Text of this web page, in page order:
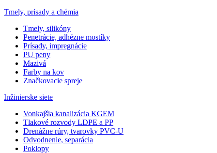
Tmely, prísady a chémia
Tmely, silikóny
Penetrácie, adhézne mostíky
Prísady, impregnácie
PU peny
Mazivá
Farby na kov
Značkovacie spreje
Inžinierske siete
Vonkajšia kanalizácia KGEM
Tlakové rozvody LDPE a PP
Drenážne rúry, tvarovky PVC-U
Odvodnenie, separácia
Poklopy